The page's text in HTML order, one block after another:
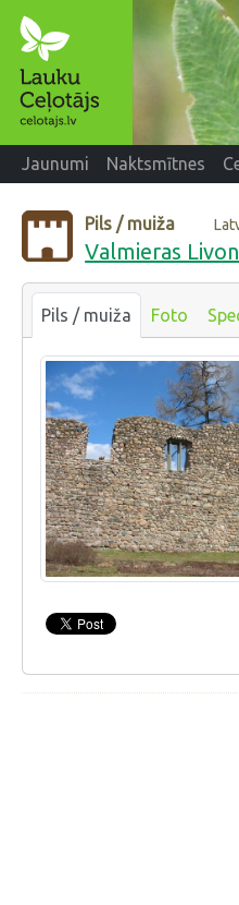
Jaunumi Naktsmītnes
Pils / muiža
Valmieras
Pils / muiža Foto